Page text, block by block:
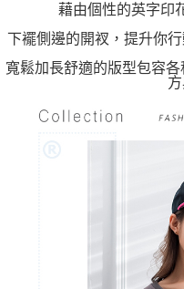
請求用戶進行身份認證。
恩沛科技股份有限公司將有權停
藉由個性的英字印
下襬側邊的開衩，提升你
寬鬆加長舒適的版型包容